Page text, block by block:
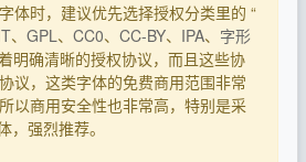
体时，建议优先选择授权分类里的 “
、 GPL、 CC0、 CC-BY、 IPA、 字形
明确清晰的授权协议，而且这些协
议，这类字体的免费商用范围非常
以商用安全性也非常高，特别是采
，强烈推荐。